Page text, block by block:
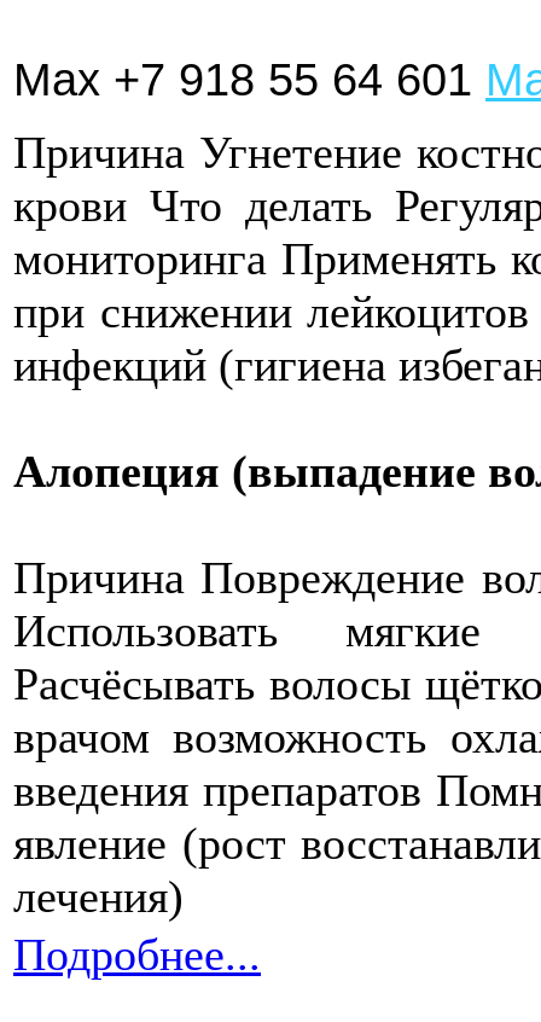
Max +7 918 55 64 601
Причина Угнетение
крови Что делать
мониторинга Применять
при снижении
инфекций (гигиена
Алопеция (выпадение
Причина Повреждение
Использовать
Расчёсывать волосы
врачом возможность
введения препаратов
явление (рост
лечения)
Подробнее...